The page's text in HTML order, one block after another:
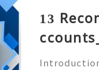
13